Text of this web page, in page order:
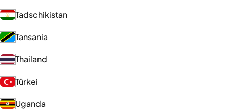
Tadschikistan
Tansania
Thailand
Türkei
Uganda